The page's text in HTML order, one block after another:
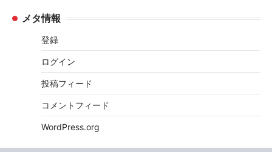
メタ情報
登録
ログイン
投稿フィード
コメントフィード
WordPress.org